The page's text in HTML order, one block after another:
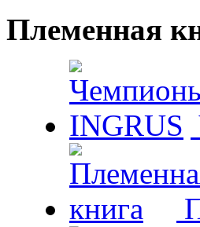
Племенная